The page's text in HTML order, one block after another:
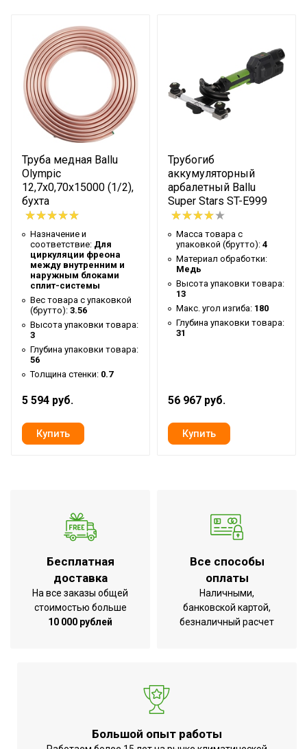
упаковки товара
Глубина
упаковки товара
117
Типы
определения
фреонов
высокочувствительный датчик
Ширина
упаковки товара
66
Артикул
Бренд
Гарантийный
срок
12 мес
Категория
инструмента
Аккумуляторный
Высота товара
5.2
Глубина товара
24.8
Комплектность
кейс; провод для зарядки;
встроенный аккумулятор
Ширина товара
аккумулятора
(нетто)
Материал
датчика
полупроводник
Наличие BIM
Пластик
Точность
Труба медная Ballu
Olympic
12,7х0,70х15000 (1/2),
бухта
Назначение и
соответствие: Для
циркуляции фреона
между внутренним и
наружным блоками
сплит-системы
Вес товара с упаковкой
(брутто): 3.56
Высота упаковки товара:
3
Глубина упаковки товара:
56
Толщина стенки: 0.7
5 594 руб.
Трубогиб
аккумуляторный
арбалетный Ballu
Super Stars ST-E999
Масса товара с
упаковкой (брутто): 4
Материал обработки:
Медь
Высота упаковки товара:
13
Макс. угол изгиба: 180
Глубина упаковки товара:
31
56 967 руб.
Бесплатная
доставка
На все заказы общей
стоимостью больше
10 000 рублей
Все способы
оплаты
Наличными,
банковской картой,
безналичный расчет
Большой опыт работы